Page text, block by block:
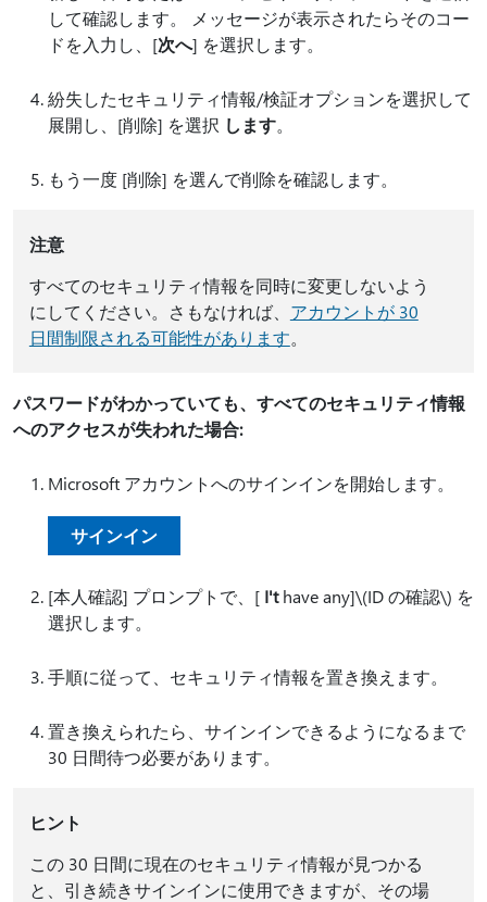
して確認します。 メッセージが表示されたらそのコー
ドを入力し、[次へ] を選択します。
紛失したセキュリティ情報/検証オプションを選択して
展開し、[削除] を選択 します。
もう一度 [削除] を選んで削除を確認します。
注意
すべてのセキュリティ情報を同時に変更しないよう
にしてください。さもなければ、 アカウントが 30
日間制限される可能性があります。
パスワードがわかっていても、すべてのセキュリティ情報
へのアクセスが失われた場合:
Microsoft アカウントへのサインインを開始します。
サインイン
[本人確認] プロンプトで、[ I'thave any]\(ID の確認\) を
選択します。
手順に従って、セキュリティ情報を置き換えます。
置き換えられたら、サインインできるようになるまで
30 日間待つ必要があります。
ヒント
この 30 日間に現在のセキュリティ情報が見つかる
と、引き続きサインインに使用できますが、その場